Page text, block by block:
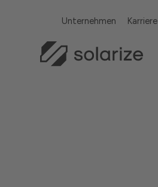
Unternehmen Karriere